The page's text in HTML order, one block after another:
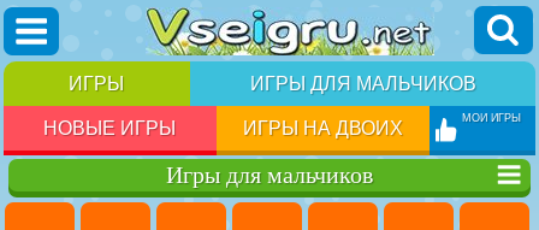
ИГРЫ ИГРЫ ДЛЯ МАЛЬЧИКОВ
НОВЫЕ ИГРЫ ИГРЫ НА ДВОИХ МОИ ИГРЫ
Игры для мальчиков